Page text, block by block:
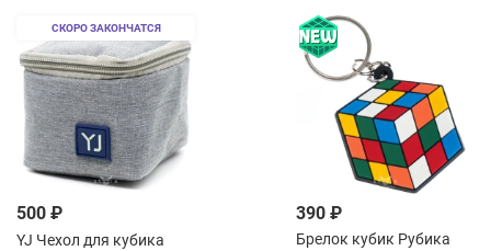
СКОРО ЗАКОНЧАТСЯ
500 ₽
YJ Чехол для кубика
390 ₽
Брелок кубик Рубика